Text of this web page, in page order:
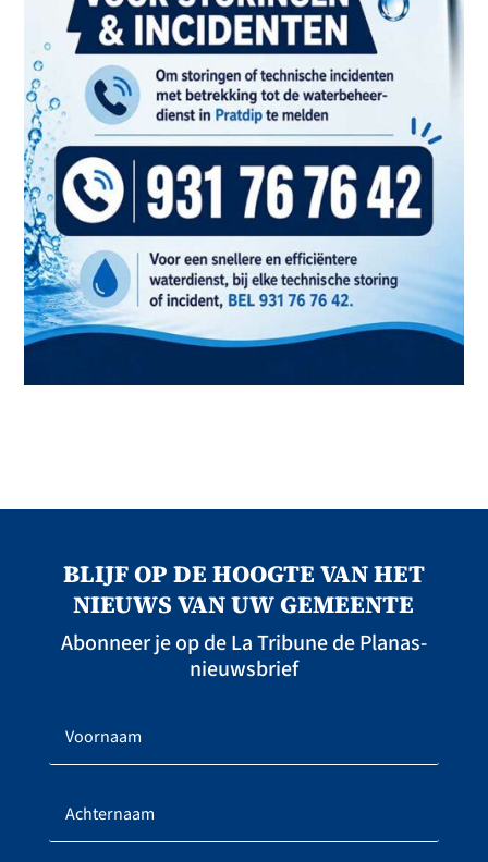
BLIJF OP DE HOOGTE VAN HET
NIEUWS VAN UW GEMEENTE
Abonneer je op de La Tribune de Planas-
nieuwsbrief